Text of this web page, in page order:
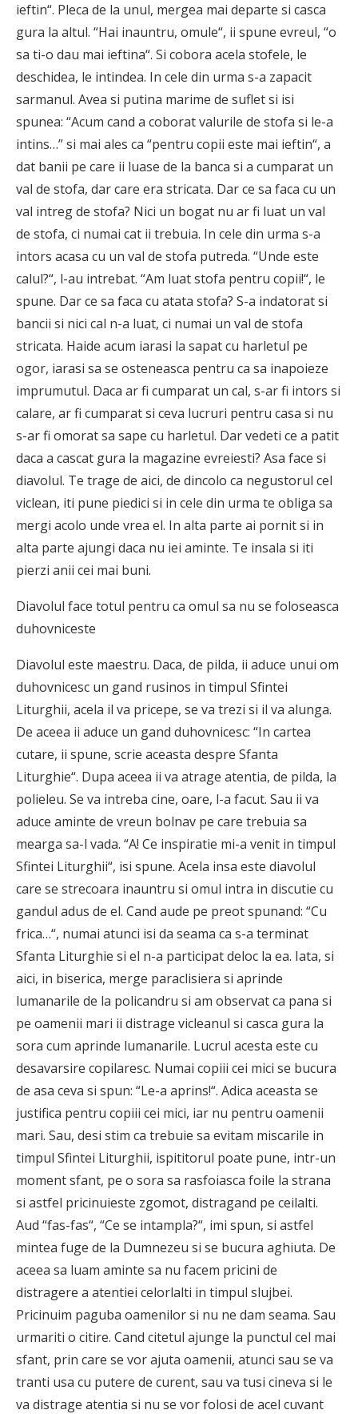
ieftin“. Pleca de la unul, mergea mai departe si casca
gura la altul. “Hai inauntru, omule“, ii spune evreul, “o
sa ti-o dau mai ieftina“. Si cobora acela stofele, le
deschidea, le intindea. In cele din urma s-a zapacit
sarmanul. Avea si putina marime de suflet si isi
spunea: “Acum cand a coborat valurile de stofa si le-a
intins…” si mai ales ca “pentru copii este mai ieftin“, a
dat banii pe care ii luase de la banca si a cumparat un
val de stofa, dar care era stricata. Dar ce sa faca cu un
val intreg de stofa? Nici un bogat nu ar fi luat un val
de stofa, ci numai cat ii trebuia. In cele din urma s-a
intors acasa cu un val de stofa putreda. “Unde este
calul?“, l-au intrebat. “Am luat stofa pentru copii!“, le
spune. Dar ce sa faca cu atata stofa? S-a indatorat si
bancii si nici cal n-a luat, ci numai un val de stofa
stricata. Haide acum iarasi la sapat cu harletul pe
ogor, iarasi sa se osteneasca pentru ca sa inapoieze
imprumutul. Daca ar fi cumparat un cal, s-ar fi intors si
calare, ar fi cumparat si ceva lucruri pentru casa si nu
s-ar fi omorat sa sape cu harletul. Dar vedeti ce a patit
daca a cascat gura la magazine evreiesti? Asa face si
diavolul. Te trage de aici, de dincolo ca negustorul cel
viclean, iti pune piedici si in cele din urma te obliga sa
mergi acolo unde vrea el. In alta parte ai pornit si in
alta parte ajungi daca nu iei aminte. Te insala si iti
pierzi anii cei mai buni.
Diavolul face totul pentru ca omul sa nu se foloseasca
duhovniceste
Diavolul este maestru. Daca, de pilda, ii aduce unui om
duhovnicesc un gand rusinos in timpul Sfintei
Liturghii, acela il va pricepe, se va trezi si il va alunga.
De aceea ii aduce un gand duhovnicesc: “In cartea
cutare, ii spune, scrie aceasta despre Sfanta
Liturghie“. Dupa aceea ii va atrage atentia, de pilda, la
polieleu. Se va intreba cine, oare, l-a facut. Sau ii va
aduce aminte de vreun bolnav pe care trebuia sa
mearga sa-l vada. “A! Ce inspiratie mi-a venit in timpul
Sfintei Liturghii“, isi spune. Acela insa este diavolul
care se strecoara inauntru si omul intra in discutie cu
gandul adus de el. Cand aude pe preot spunand: “Cu
frica…“, numai atunci isi da seama ca s-a terminat
Sfanta Liturghie si el n-a participat deloc la ea. Iata, si
aici, in biserica, merge paraclisiera si aprinde
lumanarile de la policandru si am observat ca pana si
pe oamenii mari ii distrage vicleanul si casca gura la
sora cum aprinde lumanarile. Lucrul acesta este cu
desavarsire copilaresc. Numai copiii cei mici se bucura
de asa ceva si spun: “Le-a aprins!“. Adica aceasta se
justifica pentru copiii cei mici, iar nu pentru oamenii
mari. Sau, desi stim ca trebuie sa evitam miscarile in
timpul Sfintei Liturghii, ispititorul poate pune, intr-un
moment sfant, pe o sora sa rasfoiasca foile la strana
si astfel pricinuieste zgomot, distragand pe ceilalti.
Aud “fas-fas“, “Ce se intampla?“, imi spun, si astfel
mintea fuge de la Dumnezeu si se bucura aghiuta. De
aceea sa luam aminte sa nu facem pricini de
distragere a atentiei celorlalti in timpul slujbei.
Pricinuim paguba oamenilor si nu ne dam seama. Sau
urmariti o citire. Cand citetul ajunge la punctul cel mai
sfant, prin care se vor ajuta oamenii, atunci sau se va
tranti usa cu putere de curent, sau va tusi cineva si le
va distrage atentia si nu se vor folosi de acel cuvant